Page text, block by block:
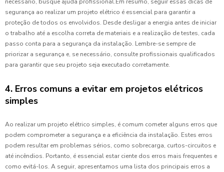
segurança ao realizar um projeto elétrico é essencial para garantir a
proteção de todos os envolvidos. Desde desligar a energia antes de iniciar
o trabalho até a escolha correta de materiais e a realização de testes, cada
passo conta para a segurança da instalação. Lembre-se sempre de
priorizar a segurança e, se necessário, consulte profissionais qualificados
para garantir que seu projeto seja executado corretamente.
4. Erros comuns a evitar em projetos elétricos
simples
Ao realizar um projeto elétrico simples, é comum cometer alguns erros que
podem comprometer a segurança e a eficiência da instalação. Estes erros
podem resultar em problemas sérios, como sobrecarga, curtos-circuitos e
até incêndios. Portanto, é essencial estar ciente dos erros mais frequentes e
como evitá-los. A seguir, apresentamos uma lista dos principais erros a